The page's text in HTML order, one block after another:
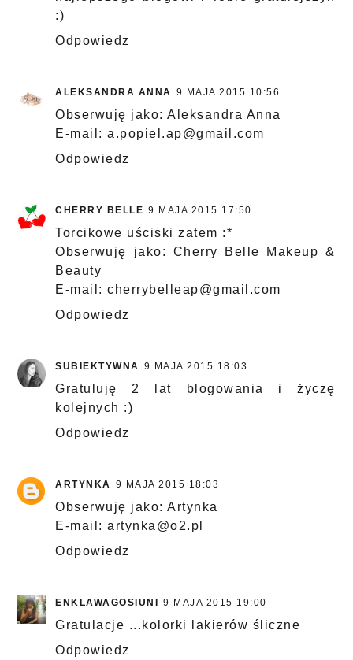
:)
Odpowiedz
ALEKSANDRA ANNA 9 MAJA 2015 10:56
Obserwuję jako: Aleksandra Anna
E-mail: a.popiel.ap@gmail.com
Odpowiedz
CHERRY BELLE 9 MAJA 2015 17:50
Torcikowe uściski zatem :*
Obserwuję jako: Cherry Belle Makeup &
Beauty
E-mail: cherrybelleap@gmail.com
Odpowiedz
SUBIEKTYWNA 9 MAJA 2015 18:03
Gratuluję 2 lat blogowania i życzę
kolejnych :)
Odpowiedz
ARTYNKA 9 MAJA 2015 18:03
Obserwuję jako: Artynka
E-mail: artynka@o2.pl
Odpowiedz
ENKLAWAGOSIUNI 9 MAJA 2015 19:00
Gratulacje ...kolorki lakierów śliczne
Odpowiedz